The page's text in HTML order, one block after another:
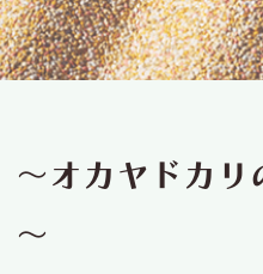
～オカヤドカ
～